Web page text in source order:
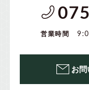
営業時間
お